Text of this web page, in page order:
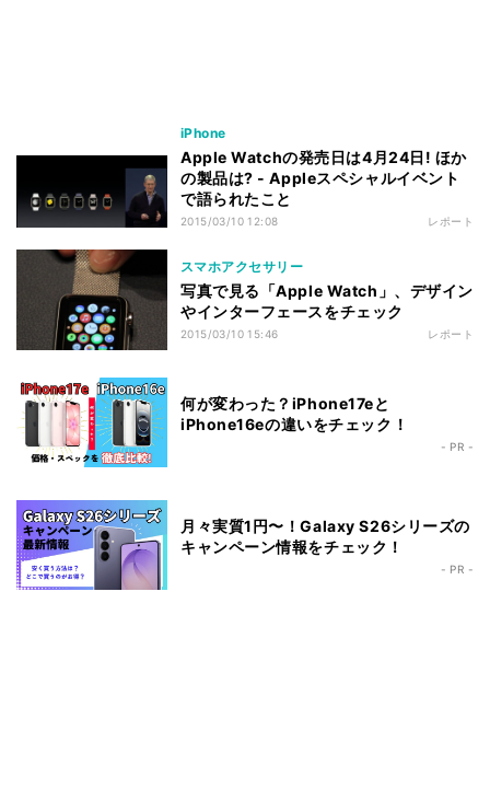
iPhone
Apple Watchの発売日は4月24日! ほか
の製品は? - Appleスペシャルイベント
で語られたこと
2015/03/10 12:08 レポート
スマホアクセサリー
写真で見る「Apple Watch」、デザイン
やインターフェースをチェック
2015/03/10 15:46 レポート
何が変わった？iPhone17eと
iPhone16eの違いをチェック！
- PR -
月々実質1円〜！Galaxy S26シリーズの
キャンペーン情報をチェック！
- PR -